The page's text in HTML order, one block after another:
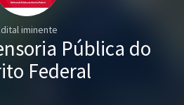
iminente
Pública do
Federal